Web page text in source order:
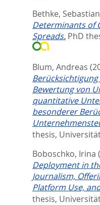
Bethke, Sebastian
Determinants of
Spreads. PhD
Blum, Andreas
Bewertung von
quantitative
besonderer
thesis,
Boboschko, Irina
Deployment in
Journalism,
Platform Use,
thesis,